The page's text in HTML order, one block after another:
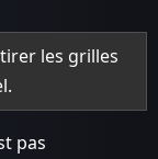
les grilles
pas